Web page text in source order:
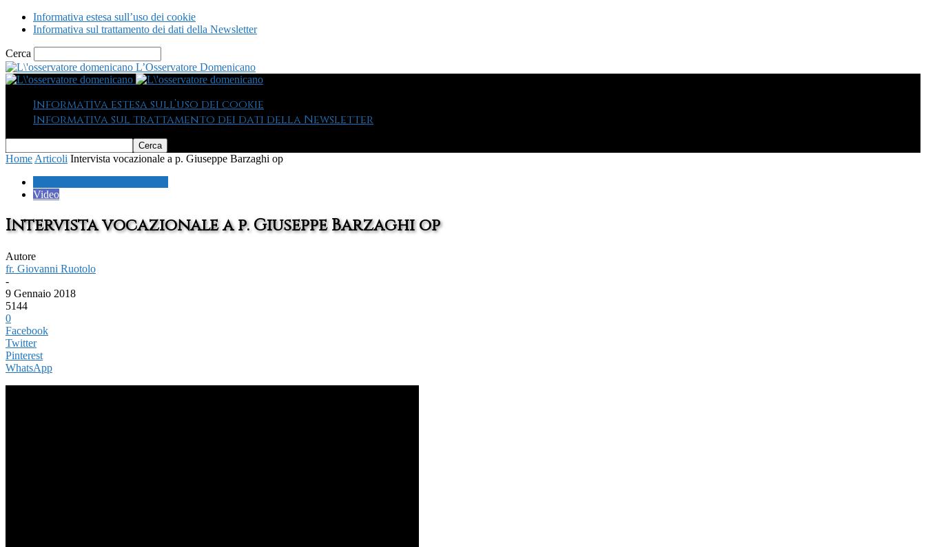
Informativa estesa sull’uso dei cookie
Informativa sul trattamento dei dati della Newsletter
Cerca
L’Osservatore Domenicano
Informativa estesa sull’uso dei cookie
Informativa sul trattamento dei dati della Newsletter
Home Articoli Intervista vocazionale a p. Giuseppe Barzaghi op
Video
Intervista vocazionale a p. Giuseppe Barzaghi op
Autore
fr. Giovanni Ruotolo
-
9 Gennaio 2018
5144
0
Facebook
Twitter
Pinterest
WhatsApp